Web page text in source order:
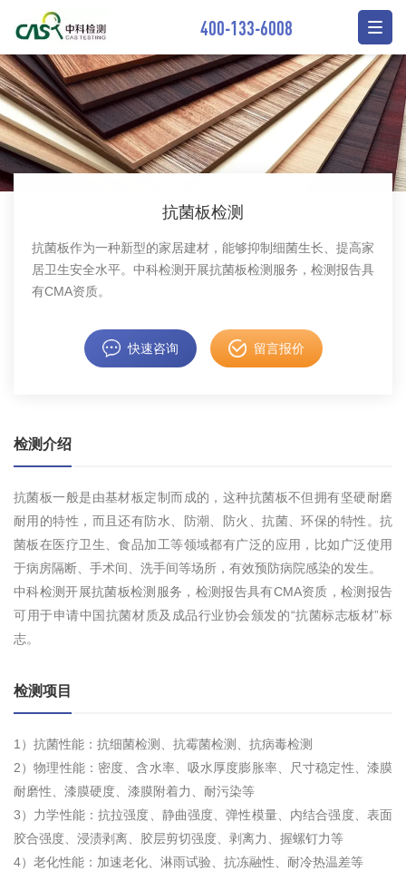
400-133-6008
抗菌板检测
抗菌板作为一种新型的家居建材，能够抑制细菌生长、提高家
居卫生安全水平。中科检测开展抗菌板检测服务，检测报告具
有CMA资质。
快速咨询 留言报价
检测介绍
抗菌板一般是由基材板定制而成的，这种抗菌板不但拥有坚硬耐磨
耐用的特性，而且还有防水、防潮、防火、抗菌、环保的特性。抗
菌板在医疗卫生、食品加工等领域都有广泛的应用，比如广泛使用
于病房隔断、手术间、洗手间等场所，有效预防病院感染的发生。
中科检测开展抗菌板检测服务，检测报告具有CMA资质，检测报告
可用于申请中国抗菌材质及成品行业协会颁发的“抗菌标志板材”标
志。
检测项目
1）抗菌性能：抗细菌检测、抗霉菌检测、抗病毒检测
2）物理性能：密度、含水率、吸水厚度膨胀率、尺寸稳定性、漆膜
耐磨性、漆膜硬度、漆膜附着力、耐污染等
3）力学性能：抗拉强度、静曲强度、弹性模量、内结合强度、表面
胶合强度、浸渍剥离、胶层剪切强度、剥离力、握螺钉力等
4）老化性能：加速老化、淋雨试验、抗冻融性、耐冷热温差等